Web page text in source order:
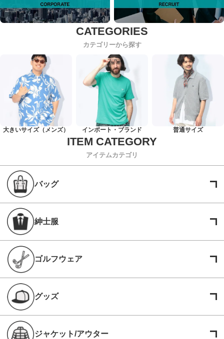
カテゴリーから探す
大きいサイズ（メンズ） インポート・ブランド 普通サイズ
アイテムカテゴリ
バッグ
紳士服
ゴルフウェア
グッズ
ジャケット/アウター